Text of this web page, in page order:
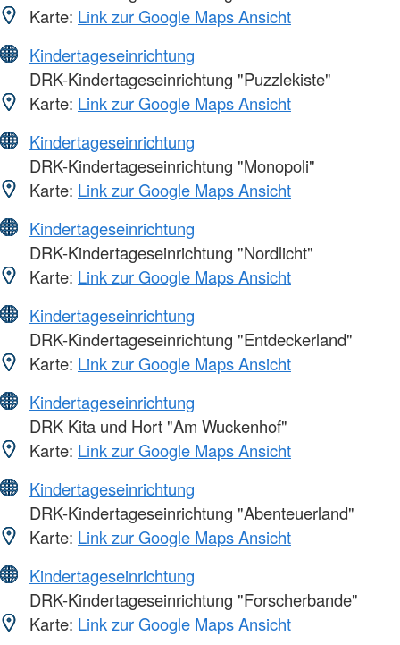
Karte: Link zur Google Maps Ansicht
Kindertageseinrichtung
DRK-Kindertageseinrichtung "Puzzlekiste"
Karte: Link zur Google Maps Ansicht
Kindertageseinrichtung
DRK-Kindertageseinrichtung "Monopoli"
Karte: Link zur Google Maps Ansicht
Kindertageseinrichtung
DRK-Kindertageseinrichtung "Nordlicht"
Karte: Link zur Google Maps Ansicht
Kindertageseinrichtung
DRK-Kindertageseinrichtung "Entdeckerland"
Karte: Link zur Google Maps Ansicht
Kindertageseinrichtung
DRK Kita und Hort "Am Wuckenhof"
Karte: Link zur Google Maps Ansicht
Kindertageseinrichtung
DRK-Kindertageseinrichtung "Abenteuerland"
Karte: Link zur Google Maps Ansicht
Kindertageseinrichtung
DRK-Kindertageseinrichtung "Forscherbande"
Karte: Link zur Google Maps Ansicht